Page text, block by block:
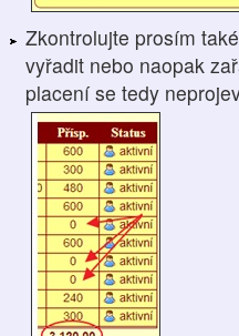
Zkontrolujte prosím také
vyřadit nebo naopak
placení se tedy